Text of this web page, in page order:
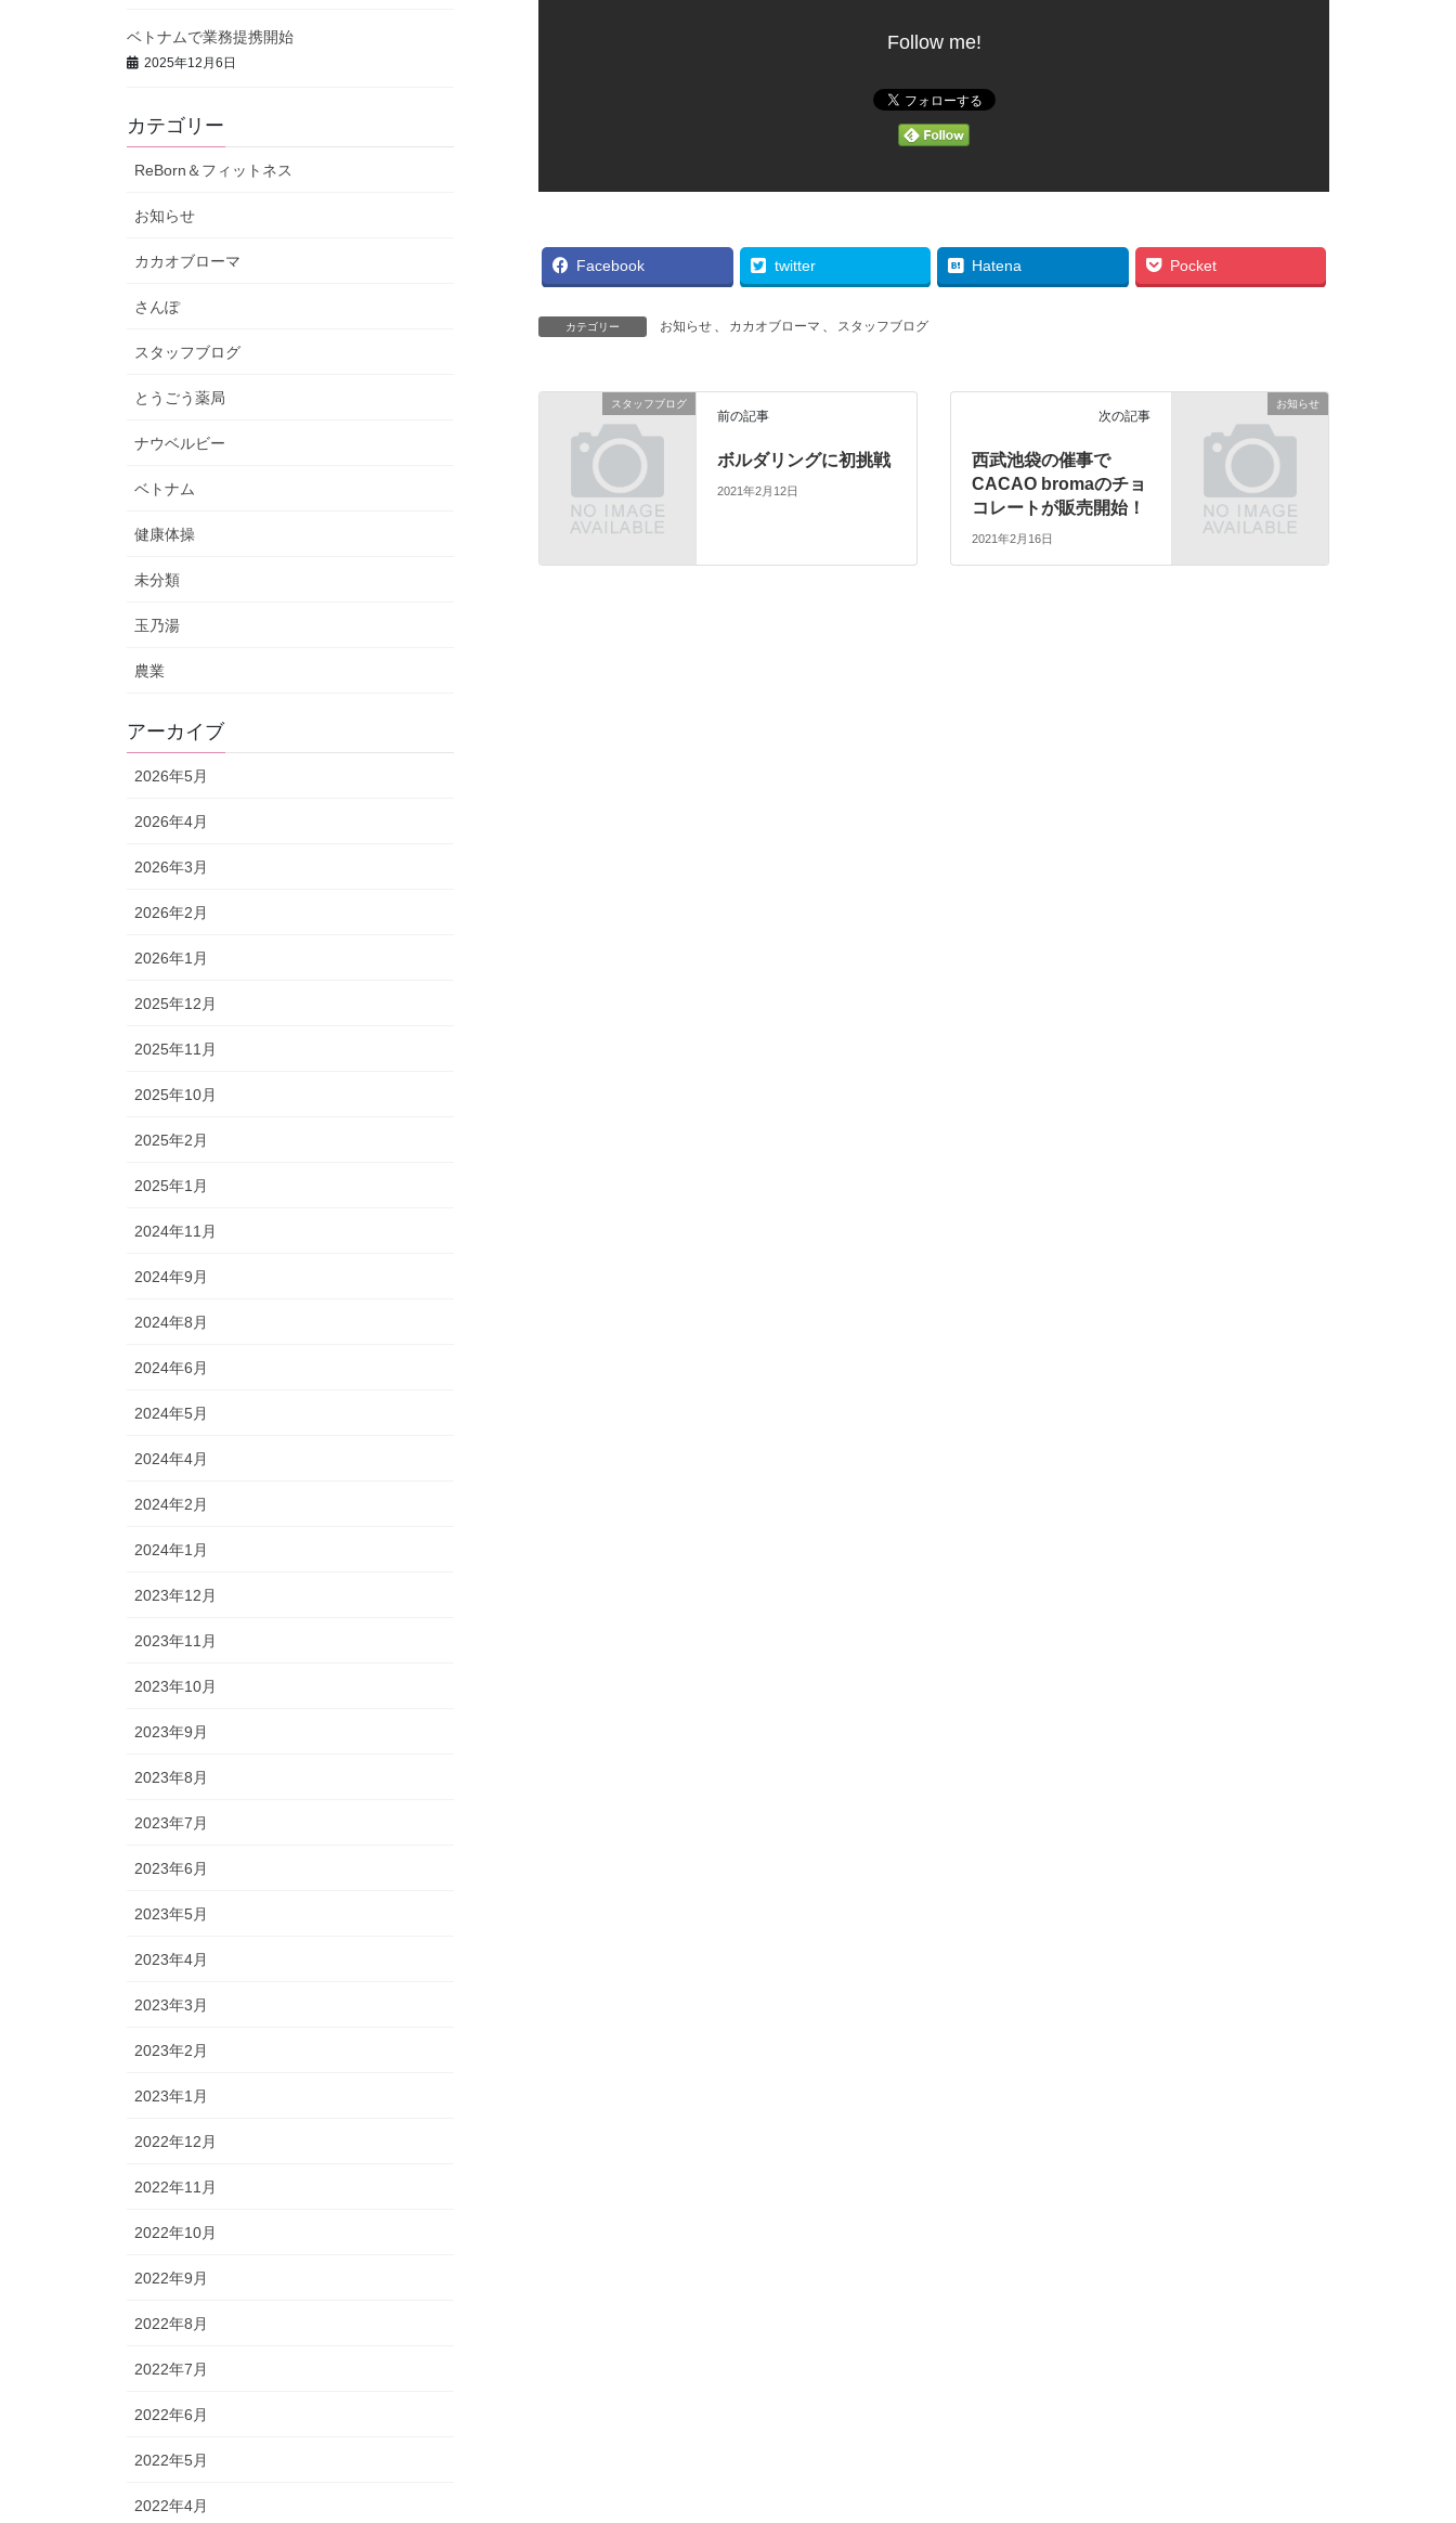
Follow me!
Facebook twitter Hatena Pocket
カテゴリー お知らせ カカオブローマ スタッフブログ
スタッフブログ
前の記事
ボルダリングに初挑戦
2021年2月12日
お知らせ
次の記事
西武池袋の催事で
CACAO bromaのチョ
コレートが販売開始！
2021年2月16日
ベトナムで業務提携開始
2025年12月6日
カテゴリー
ReBorn＆フィットネス
お知らせ
カカオブローマ
さんぽ
スタッフブログ
とうごう薬局
ナウベルビー
ベトナム
健康体操
未分類
玉乃湯
農業
アーカイブ
2026年5月
2026年4月
2026年3月
2026年2月
2026年1月
2025年12月
2025年11月
2025年10月
2025年2月
2025年1月
2024年11月
2024年9月
2024年8月
2024年6月
2024年5月
2024年4月
2024年2月
2024年1月
2023年12月
2023年11月
2023年10月
2023年9月
2023年8月
2023年7月
2023年6月
2023年5月
2023年4月
2023年3月
2023年2月
2023年1月
2022年12月
2022年11月
2022年10月
2022年9月
2022年8月
2022年7月
2022年6月
2022年5月
2022年4月